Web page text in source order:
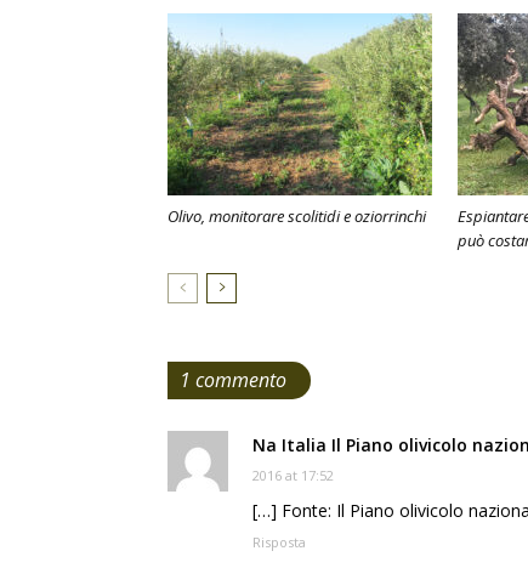
Olivo, monitorare scolitidi e oziorrinchi
può
1 commento
Na Italia Il Piano olivicolo
2016 at 17:52
[…] Fonte: Il Piano olivicolo
Risposta